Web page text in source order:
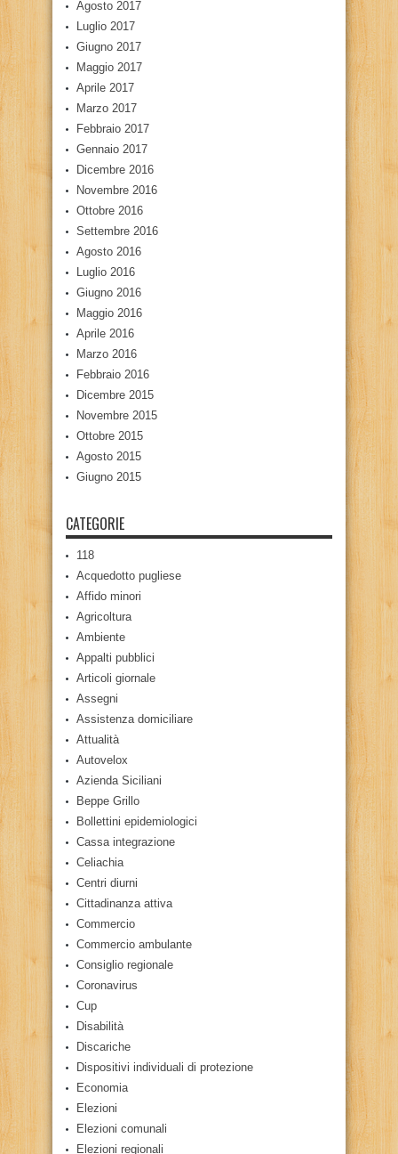
Agosto 2017
Luglio 2017
Giugno 2017
Maggio 2017
Aprile 2017
Marzo 2017
Febbraio 2017
Gennaio 2017
Dicembre 2016
Novembre 2016
Ottobre 2016
Settembre 2016
Agosto 2016
Luglio 2016
Giugno 2016
Maggio 2016
Aprile 2016
Marzo 2016
Febbraio 2016
Dicembre 2015
Novembre 2015
Ottobre 2015
Agosto 2015
Giugno 2015
CATEGORIE
118
Acquedotto pugliese
Affido minori
Agricoltura
Ambiente
Appalti pubblici
Articoli giornale
Assegni
Assistenza domiciliare
Attualità
Autovelox
Azienda Siciliani
Beppe Grillo
Bollettini epidemiologici
Cassa integrazione
Celiachia
Centri diurni
Cittadinanza attiva
Commercio
Commercio ambulante
Consiglio regionale
Coronavirus
Cup
Disabilità
Discariche
Dispositivi individuali di protezione
Economia
Elezioni
Elezioni comunali
Elezioni regionali